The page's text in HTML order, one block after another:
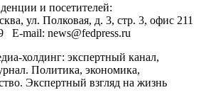
и посетителей:
, ул. Полковая, д. 3, стр. 3, офис 211
E-mail: news@fedpress.ru
холдинг: экспертный канал,
Политика, экономика,
Экспертный взгляд на жизнь